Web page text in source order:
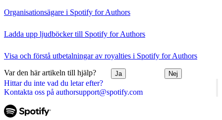
Hittar du inte vad du letar efter?
Kontakta oss på authorsupport@spotify.com
Organisationsägare i Spotify for Authors
Ladda upp ljudböcker till Spotify for Authors
Visa och förstå utbetalningar av royalties i Spotify for Authors
Var den här artikeln till hjälp? Ja Nej